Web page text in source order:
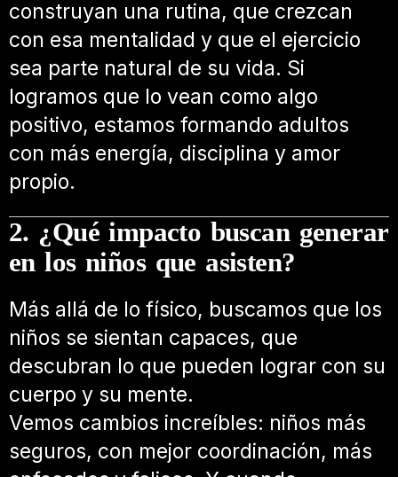
construyan una rutina, que crezcan
con esa mentalidad y que el ejercicio
sea parte natural de su vida. Si
logramos que lo vean como algo
positivo, estamos formando adultos
con más energía, disciplina y amor
propio.
2. ¿Qué impacto buscan generar
en los niños que asisten?
Más allá de lo físico, buscamos que los
niños se sientan capaces, que
descubran lo que pueden lograr con su
cuerpo y su mente.
Vemos cambios increíbles: niños más
seguros, con mejor coordinación, más